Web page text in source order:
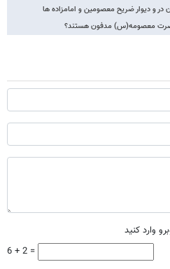
و دیوار ضریح معصومین و امامزاده ها
معصومه(س) مدفون هستند؟
وارد کنید
6 + 2 =